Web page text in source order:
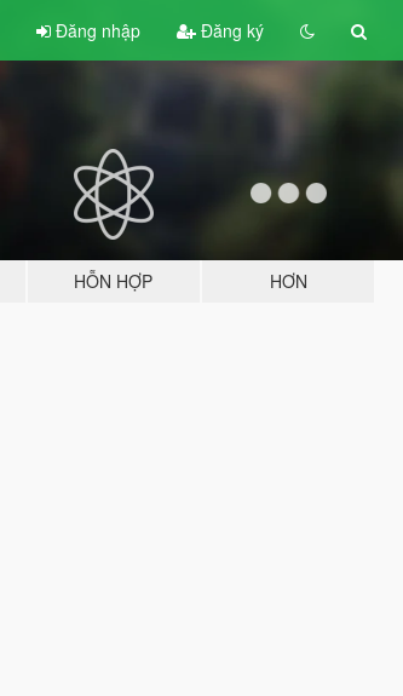
Đăng nhập Đăng ký
HỖN HỢP HƠN